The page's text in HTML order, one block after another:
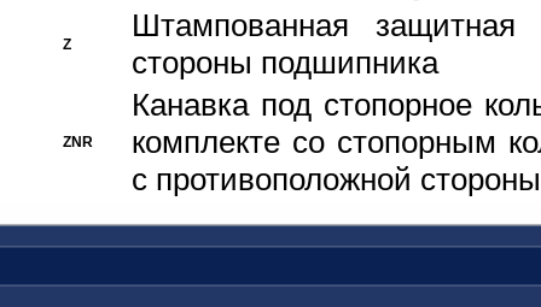
Z
Штампованная
стороны подшипника
ZNR
Канавка под стопорное
комплекте со стопорным
с противоположной стороны